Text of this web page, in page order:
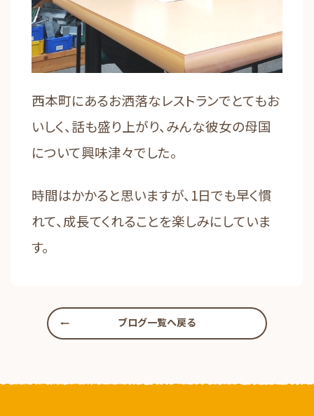
西本町にあるお洒落なレストランでとてもお
いしく、話も盛り上がり、みんな彼女の母国
について興味津々でした。
時間はかかると思いますが、1日でも早く慣
れて、成長てくれることを楽しみにしていま
す。
ブログ一覧へ戻る